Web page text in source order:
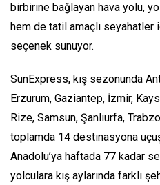
birbirine bağlayan hava yolu,
hem de tatil amaçlı seyahatler
seçenek sunuyor.
SunExpress, kış sezonunda
Erzurum, Gaziantep, İzmir,
Rize, Samsun, Şanlıurfa,
toplamda 14 destinasyona
Anadolu’ya haftada 77 kadar
yolculara kış aylarında farklı